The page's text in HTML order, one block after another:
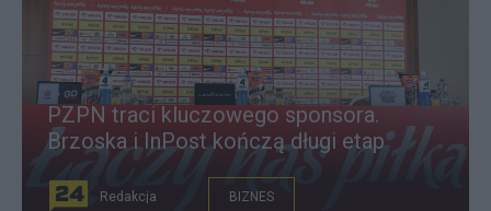
PZPN traci kluczowego sponsora.
Brzoska i InPost kończą długi etap
Redakcja BIZNES